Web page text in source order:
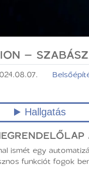
–
ismét egy
funkciót fogok